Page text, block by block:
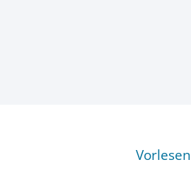
Vorlesen